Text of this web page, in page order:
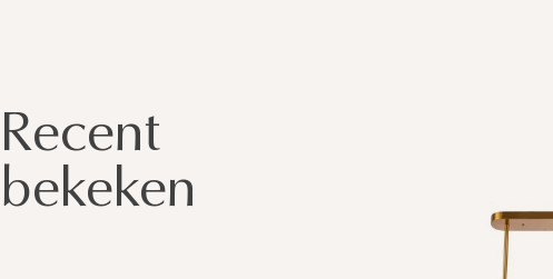
Recent
bekeken